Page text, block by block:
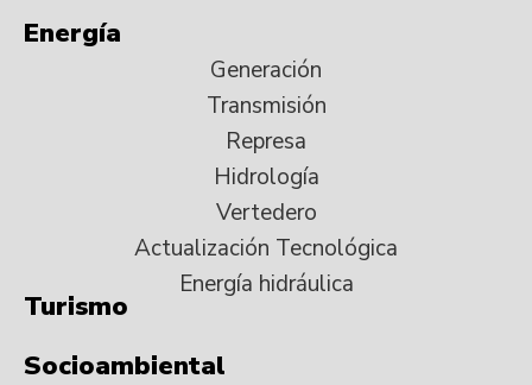
Energía
Generación
Transmisión
Represa
Hidrología
Vertedero
Actualización Tecnológica
Energía hidráulica
Turismo
Socioambiental